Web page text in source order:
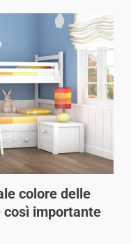
colore delle
così importante